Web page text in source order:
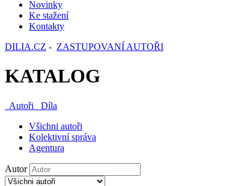
Novinky
Ke stažení
Kontakty
DILIA.CZ - ZASTUPOVANÍ AUTOŘI
KATALOG
Autoři
Díla
Všichni autoři
Kolektivní správa
Agentura
Autor